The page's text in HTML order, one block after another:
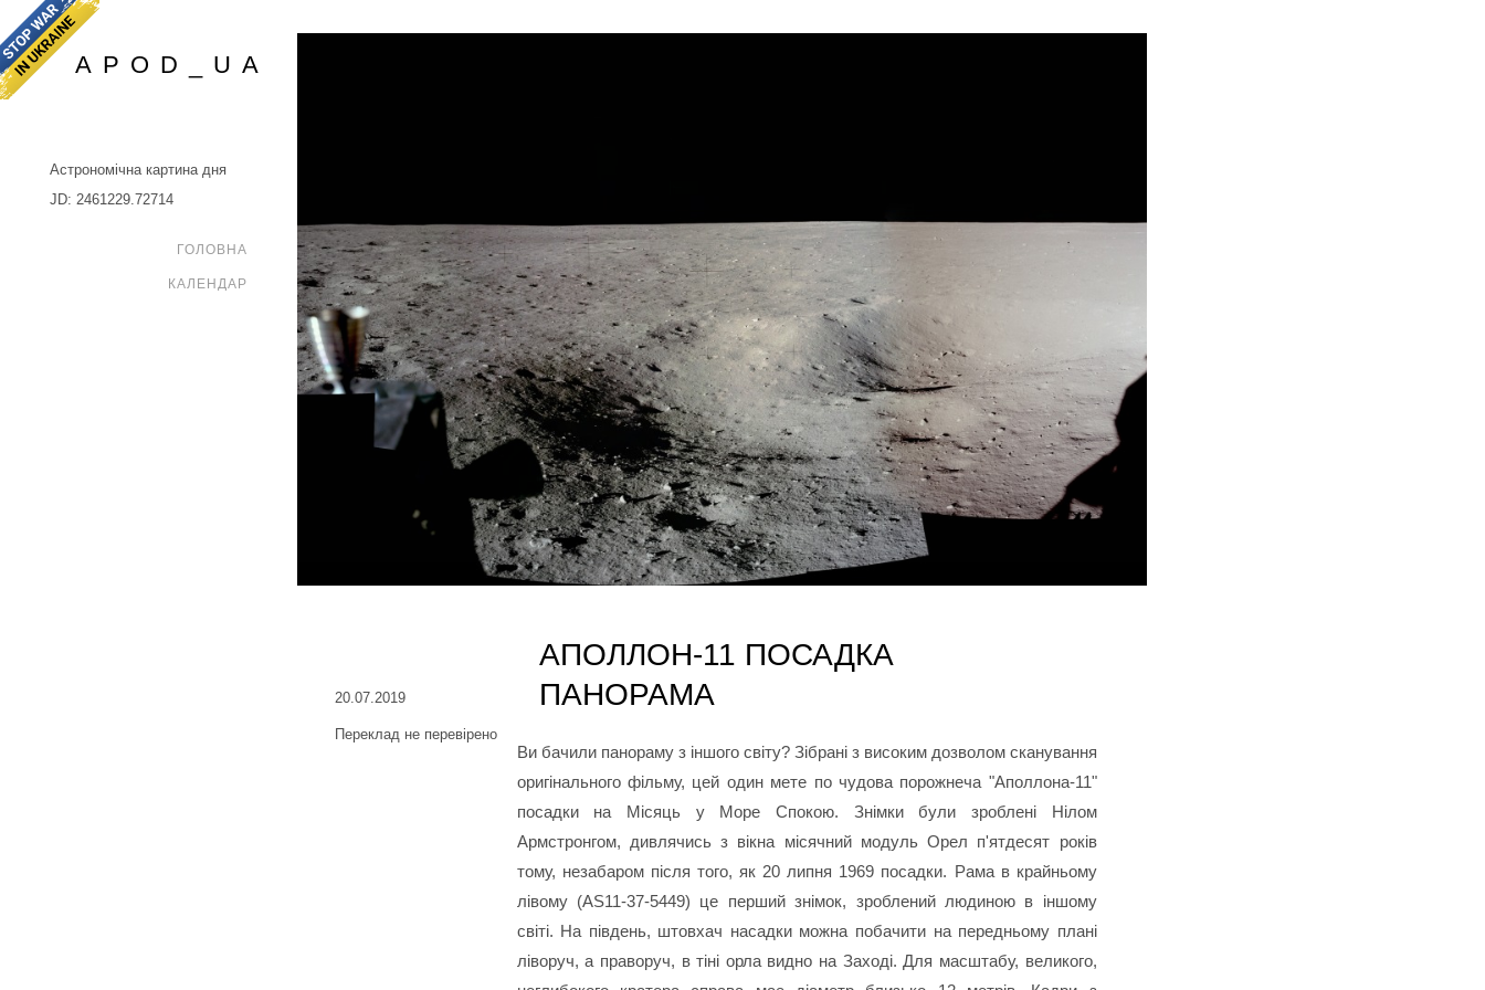
APOD_UA
Астрономічна картина дня
JD: 2461229.72714
ГОЛОВНА
КАЛЕНДАР
20.07.2019
Переклад не перевірено
АПОЛЛОН-11 ПОСАДКА
ПАНОРАМА
Ви бачили панораму з іншого світу? Зібрані з високим дозволом сканування
оригінального фільму, цей один мете по чудова порожнеча "Аполлона-11"
посадки на Місяць у Море Спокою. Знімки були зроблені Нілом
Армстронгом, дивлячись з вікна місячний модуль Орел п'ятдесят років
тому, незабаром після того, як 20 липня 1969 посадки. Рама в крайньому
лівому (AS11-37-5449) це перший знімок, зроблений людиною в іншому
світі. На південь, штовхач насадки можна побачити на передньому плані
ліворуч, а праворуч, в тіні орла видно на Заході. Для масштабу, великого,